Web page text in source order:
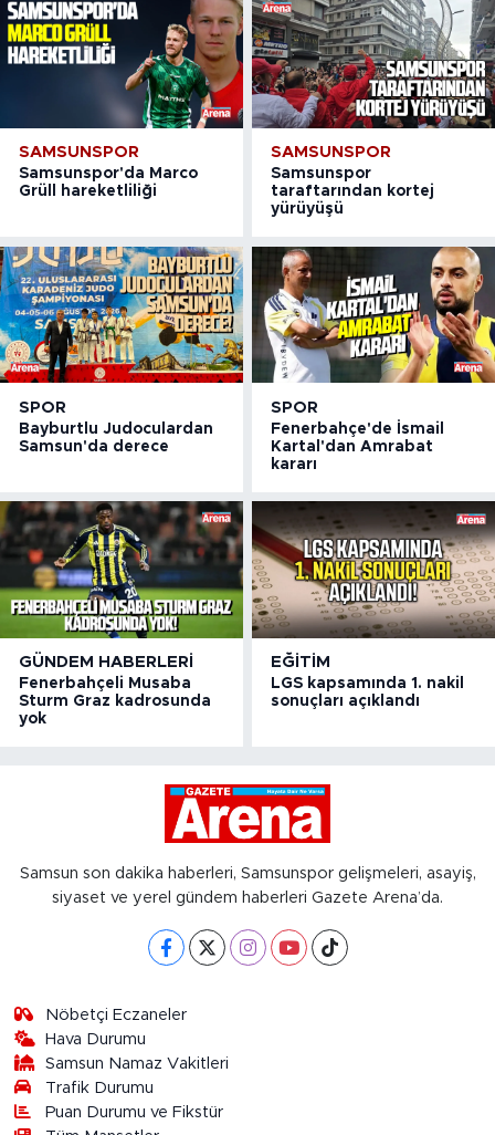
SAMSUNSPOR
Samsunspor'da Marco
Grüll hareketliliği
SAMSUNSPOR
Samsunspor
taraftarından kortej
yürüyüşü
SPOR
Bayburtlu Judoculardan
Samsun'da derece
SPOR
Fenerbahçe'de İsmail
Kartal'dan Amrabat
kararı
GÜNDEM HABERLERI
Fenerbahçeli Musaba
Sturm Graz kadrosunda
yok
EĞITIM
LGS kapsamında 1. nakil
sonuçları açıklandı
Samsun son dakika haberleri, Samsunspor gelişmeleri, asayiş,
siyaset ve yerel gündem haberleri Gazete Arena’da.
Nöbetçi Eczaneler
Hava Durumu
Samsun Namaz Vakitleri
Trafik Durumu
Puan Durumu ve Fikstür